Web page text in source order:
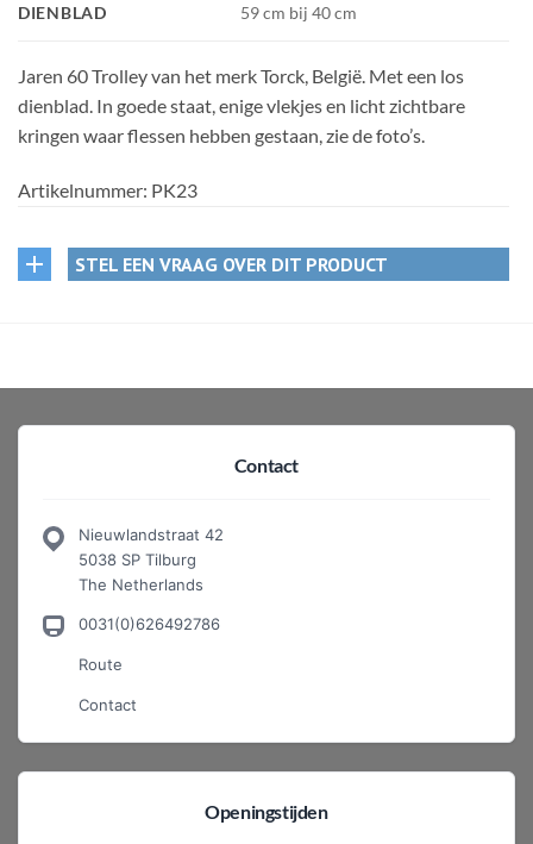
DIENBLAD 59 cm bij 40 cm
Jaren 60 Trolley van het merk Torck, België. Met een los
dienblad. In goede staat, enige vlekjes en licht zichtbare
kringen waar flessen hebben gestaan, zie de foto’s.
Artikelnummer: PK23
STEL EEN VRAAG OVER DIT PRODUCT
Contact
Nieuwlandstraat 42
5038 SP Tilburg
The Netherlands
0031(0)626492786
Route
Contact
Openingstijden